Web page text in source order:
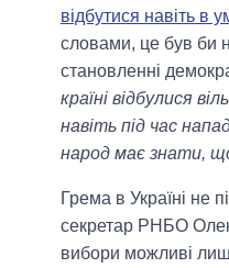
відбутися навіть в
словами, це був би
становленні
країні відбулися
навіть під час
народ має знати,
Грема в Україні не
секретар РНБО
вибори можливі